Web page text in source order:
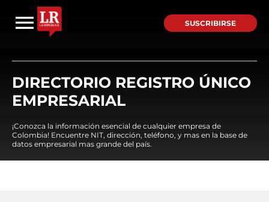
SUSCRIBIRSE
DIRECTORIO REGISTRO ÚNICO
EMPRESARIAL
¡Conozca la información esencial de cualquier empresa de
Colombia! Encuentre NIT, dirección, teléfono, y mas en la base de
datos empresarial mas grande del país.